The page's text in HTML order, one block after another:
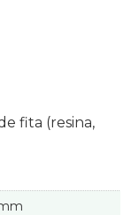
fita (resina,